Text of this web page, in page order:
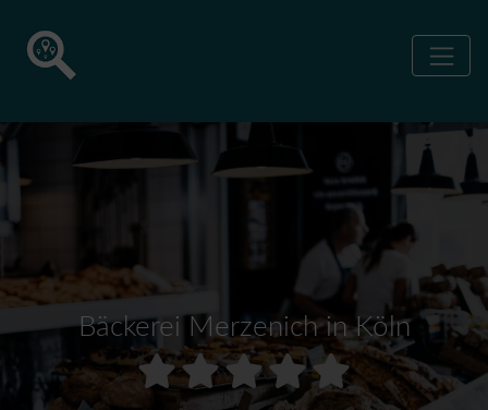
Bäckerei Merzenich in Köln